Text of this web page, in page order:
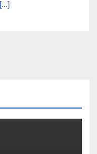
[...]